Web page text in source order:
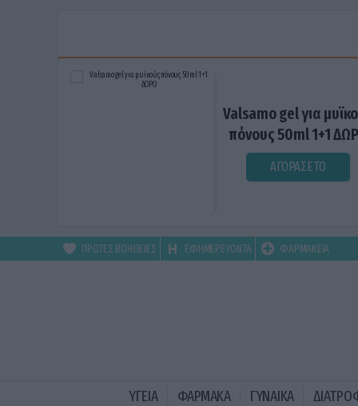
Valsamo gel για
πόνους 50ml 1+1
ΑΓΟΡΑΣΕ ΤΟ
ΠΡΩΤΕΣ ΒΟΗΘΕΙΕΣ ΕΦΗΜΕΡΕΥΟΝΤΑ ΦΑΡΜΑΚΕΙΑ
ΥΓΕΙΑ ΦΑΡΜΑΚΑ ΓΥΝΑΙΚΑ